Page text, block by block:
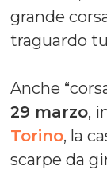
grande
traguardo
Anche
29 marzo,
Torino, la
scarpe da